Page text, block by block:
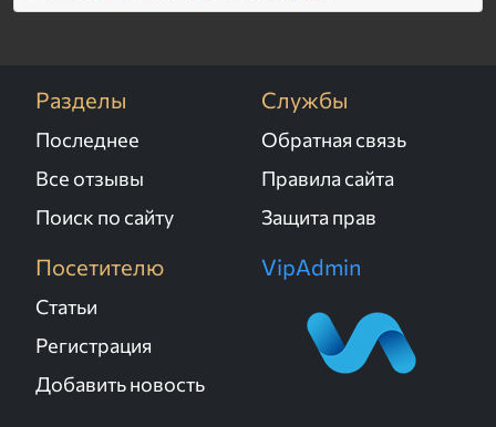
Разделы
Последнее
Все отзывы
Поиск по сайту
Службы
Обратная связь
Правила сайта
Защита прав
Посетителю
Статьи
Регистрация
Добавить новость
VipAdmin